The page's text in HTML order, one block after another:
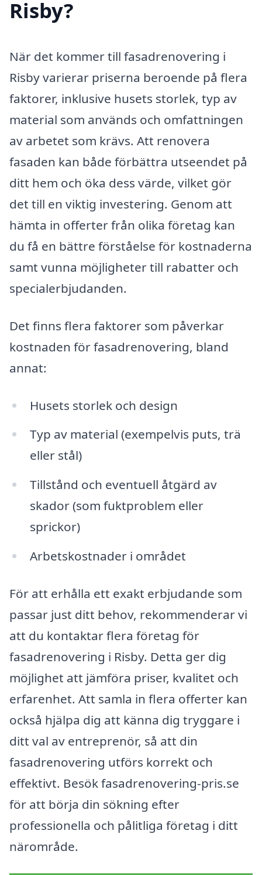
Risby?
När det kommer till fasadrenovering i
Risby varierar priserna beroende på flera
faktorer, inklusive husets storlek, typ av
material som används och omfattningen
av arbetet som krävs. Att renovera
fasaden kan både förbättra utseendet på
ditt hem och öka dess värde, vilket gör
det till en viktig investering. Genom att
hämta in offerter från olika företag kan
du få en bättre förståelse för kostnaderna
samt vunna möjligheter till rabatter och
specialerbjudanden.
Det finns flera faktorer som påverkar
kostnaden för fasadrenovering, bland
annat:
Husets storlek och design
Typ av material (exempelvis puts, trä
eller stål)
Tillstånd och eventuell åtgärd av
skador (som fuktproblem eller
sprickor)
Arbetskostnader i området
För att erhålla ett exakt erbjudande som
passar just ditt behov, rekommenderar vi
att du kontaktar flera företag för
fasadrenovering i Risby. Detta ger dig
möjlighet att jämföra priser, kvalitet och
erfarenhet. Att samla in flera offerter kan
också hjälpa dig att känna dig tryggare i
ditt val av entreprenör, så att din
fasadrenovering utförs korrekt och
effektivt. Besök fasadrenovering-pris.se
för att börja din sökning efter
professionella och pålitliga företag i ditt
närområde.